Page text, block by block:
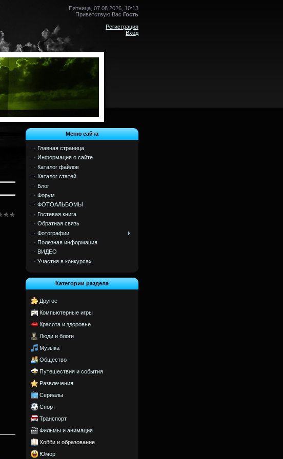
Пятница, 07.08.2026, 10:13
Приветствую Вас Гость
Регистрация
Вход
Меню сайта
Главная страница
Информация о сайте
Каталог файлов
Каталог статей
Блог
Форум
ФОТОАЛЬБОМЫ
Гостевая книга
Обратная связь
Фотографии
Полезная информация
ВИДЕО
Участия в конкурсах
Категории раздела
Другое
Компьютерные игры
Красота и здоровье
Люди и блоги
Музыка
Общество
Путешествия и события
Развлечения
Сериалы
Спорт
Транспорт
Фильмы и анимация
Хобби и образование
Юмор